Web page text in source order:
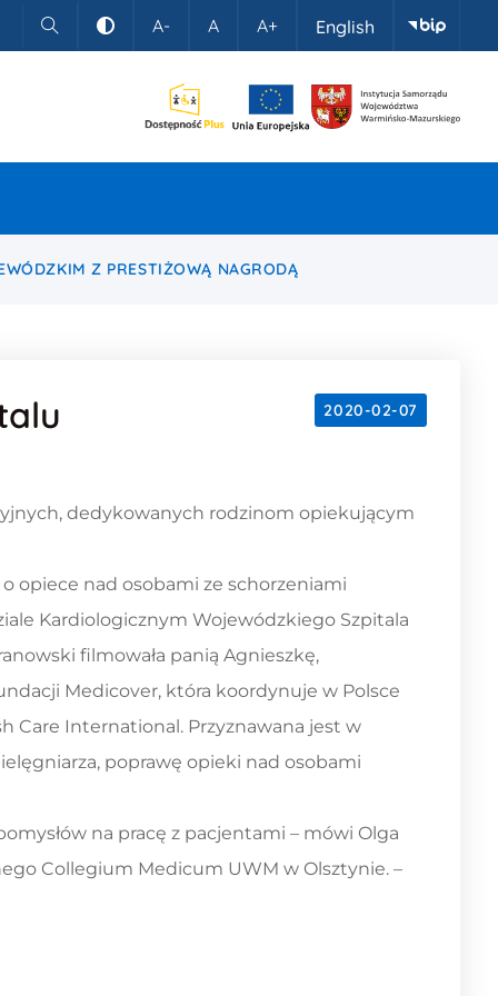
Szukaj Kontrast
A- A A+ English
Z PRESTIŻOWĄ NAGRODĄ
2020-02-07
dedykowanych rodzinom opiekującym
opiece nad osobami ze schorzeniami
Kardiologicznym Wojewódzkiego Szpitala
filmowała panią Agnieszkę,
Medicover, która koordynuje w Polsce
Care International. Przyznawana jest w
poprawę opieki nad osobami
na pracę z pacjentami – mówi Olga
Collegium Medicum UWM w Olsztynie. –